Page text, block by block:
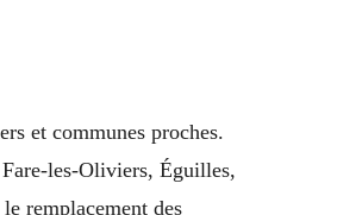
et communes proches.
les-Oliviers, Éguilles,
remplacement des